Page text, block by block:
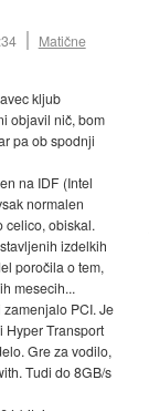
Matične
kljub
objavil nič, bom
pa ob spodnji
na IDF (Intel
normalen
celico, obiskal.
izdelkih
poročila o tem,
mesecih...
PCI. Je
Hyper Transport
Gre za vodilo,
Tudi do 8GB/s